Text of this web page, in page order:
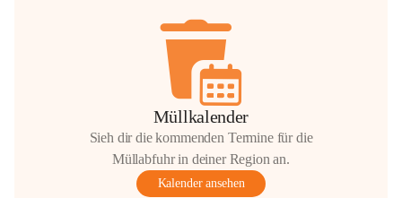
Müllkalender
Sieh dir die kommenden Termine für die
Müllabfuhr in deiner Region an.
Kalender ansehen